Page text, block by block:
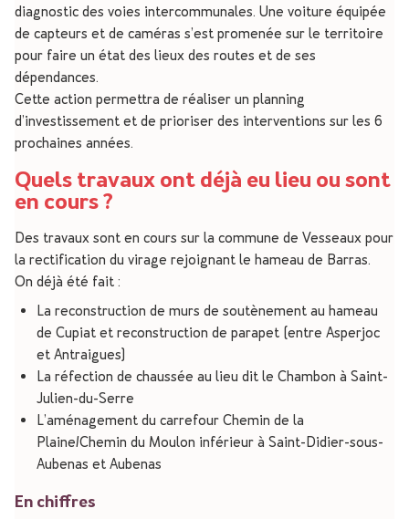
diagnostic des voies intercommunales. Une voiture équipée
de capteurs et de caméras s’est promenée sur le territoire
pour faire un état des lieux des routes et de ses
dépendances.
Cette action permettra de réaliser un planning
d’investissement et de prioriser des interventions sur les 6
prochaines années.
Quels travaux ont déjà eu lieu ou sont
en cours ?
Des travaux sont en cours sur la commune de Vesseaux pour
la rectification du virage rejoignant le hameau de Barras.
On déjà été fait :
La reconstruction de murs de soutènement au hameau
de Cupiat et reconstruction de parapet (entre Asperjoc
et Antraigues)
La réfection de chaussée au lieu dit le Chambon à Saint-
Julien-du-Serre
L’aménagement du carrefour Chemin de la
Plaine/Chemin du Moulon inférieur à Saint-Didier-sous-
Aubenas et Aubenas
En chiffres